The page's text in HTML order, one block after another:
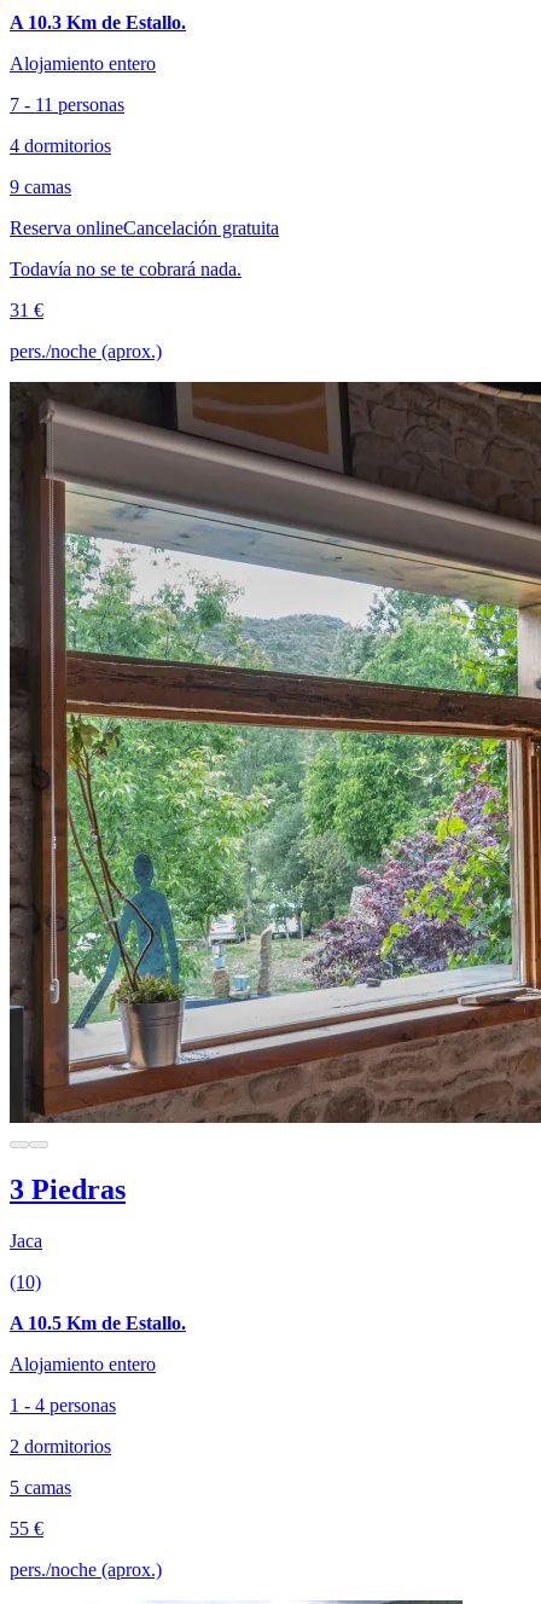
A 10.3 Km de Estallo.
Alojamiento entero
7 - 11 personas
4 dormitorios
9 camas
Reserva onlineCancelación gratuita
Todavía no se te cobrará nada.
31 €
pers./noche (aprox.)
3 Piedras
Jaca
(10)
A 10.5 Km de Estallo.
Alojamiento entero
1 - 4 personas
2 dormitorios
5 camas
55 €
pers./noche (aprox.)